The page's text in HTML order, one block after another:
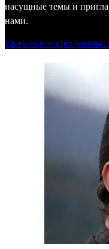
насущные темы и
нами.
Скачать все программы